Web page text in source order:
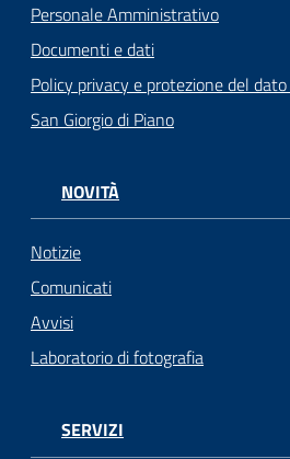
Personale Amministrativo
Documenti e dati
Policy privacy e protezione del
San Giorgio di Piano
NOVITÀ
Notizie
Comunicati
Avvisi
Laboratorio di fotografia
SERVIZI